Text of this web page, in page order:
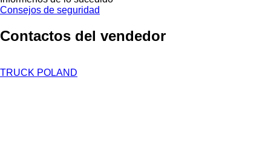
Consejos de seguridad
Contactos del vendedor
TRUCK POLAND